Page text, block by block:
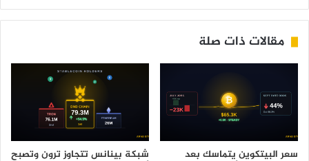
مقالات ذات صلة
سعر البيتكوين يتماسك بعد
شبكة بينانس تتجاوز ترون وتصبح